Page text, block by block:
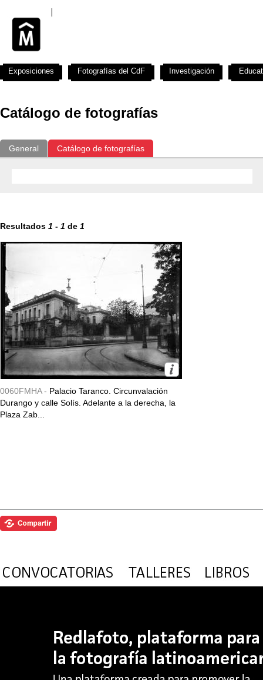
Catálogo de fotografías
General Catálogo de fotografías
Resultados 1 - 1 de 1
0060FMHA - Palacio Taranco. Circunvalación
Durango y calle Solís. Adelante a la derecha, la
Plaza Zab...
Exposiciones Fotografías del CdF Investigación